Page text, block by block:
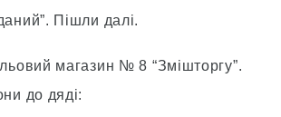
Пішли далі.
магазин № 8 “Змішторгу”.
до дяді: